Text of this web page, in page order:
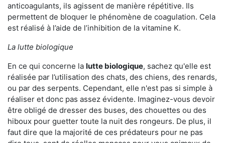
anticoagulants, ils agissent de manière répétitive. Ils
permettent de bloquer le phénomène de coagulation. Cela
est réalisé à l’aide de l’inhibition de la vitamine K.
La lutte biologique
En ce qui concerne la lutte biologique, sachez qu'elle est
réalisée par l’utilisation des chats, des chiens, des renards,
ou par des serpents. Cependant, elle n'est pas si simple à
réaliser et donc pas assez évidente. Imaginez-vous devoir
être obligé de dresser des buses, des chouettes ou des
hiboux pour guetter toute la nuit des rongeurs. De plus, il
faut dire que la majorité de ces prédateurs pour ne pas